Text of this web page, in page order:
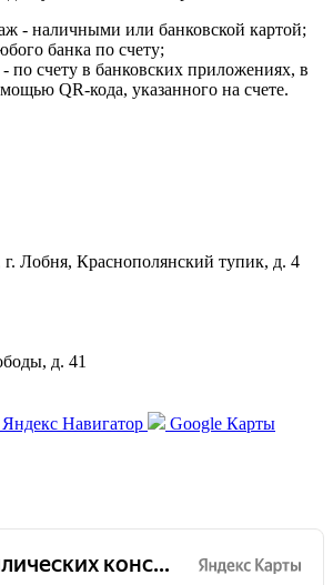
- наличными или банковской картой;
банка по счету;
по счету в банковских приложениях, в
QR-кода, указанного на счете.
г. Лобня, Краснополянский тупик, д. 4
д. 41
Яндекс Навигатор
Google Карты